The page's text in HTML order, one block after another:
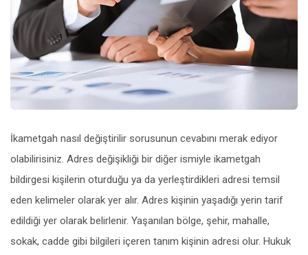
İkametgah nasıl değiştirilir sorusunun cevabını merak ediyor
olabilirisiniz. Adres değişikliği bir diğer ismiyle ikametgah
bildirgesi kişilerin oturduğu ya da yerleştirdikleri adresi temsil
eden kelimeler olarak yer alır. Adres kişinin yaşadığı yerin tarif
edildiği yer olarak belirlenir. Yaşanılan bölge, şehir, mahalle,
sokak, cadde gibi bilgileri içeren tanım kişinin adresi olur. Hukuk